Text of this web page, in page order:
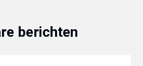
berichten